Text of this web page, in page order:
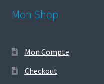
Mon Shop
Mon Compte
Checkout